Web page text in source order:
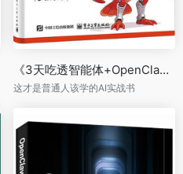
《3天吃透智能体+OpenClaw： 零基础手搓AI Agent》
这才是普通人该学的AI实战书